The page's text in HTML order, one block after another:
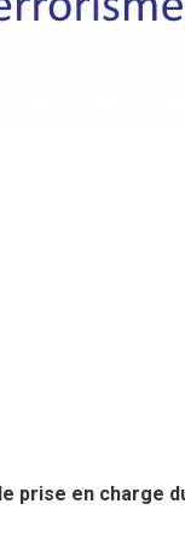
prise en charge